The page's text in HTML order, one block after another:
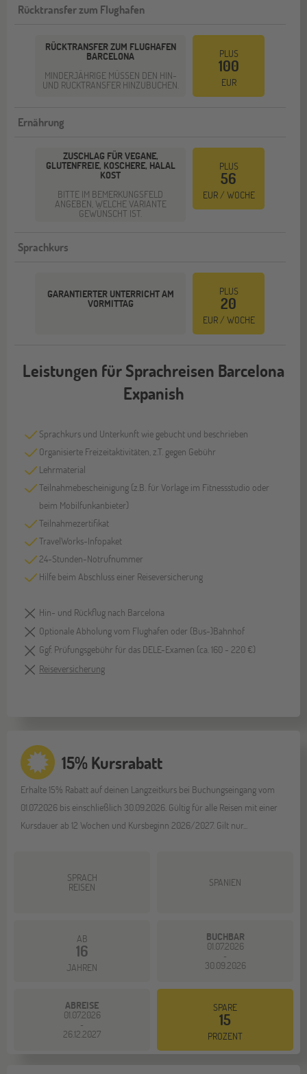
Rücktransfer zum Flughafen
RÜCKTRANSFER ZUM FLUGHAFEN
BARCELONA
MINDERJÄHRIGE MÜSSEN DEN HIN-
UND RÜCKTRANSFER HINZUBUCHEN.
PLUS
100
EUR
Ernährung
ZUSCHLAG FÜR VEGANE,
GLUTENFREIE, KOSCHERE, HALAL
KOST
BITTE IM BEMERKUNGSFELD
ANGEBEN, WELCHE VARIANTE
GEWÜNSCHT IST.
PLUS
56
EUR / WOCHE
Sprachkurs
GARANTIERTER UNTERRICHT AM
VORMITTAG
PLUS
20
EUR / WOCHE
Leistungen für Sprachreisen Barcelona
Expanish
Sprachkurs und Unterkunft wie gebucht und beschrieben
Organisierte Freizeitaktivitäten, z.T. gegen Gebühr
Lehrmaterial
Teilnahmebescheinigung (z.B. für Vorlage im Fitnessstudio oder
beim Mobilfunkanbieter)
Teilnahmezertifikat
TravelWorks-Infopaket
24-Stunden-Notrufnummer
Hilfe beim Abschluss einer Reiseversicherung
Hin- und Rückflug nach Barcelona
Optionale Abholung vom Flughafen oder (Bus-)Bahnhof
Ggf. Prüfungsgebühr für das DELE-Examen (ca. 160 - 220 €)
Reiseversicherung
15% Kursrabatt
Erhalte 15% Rabatt auf deinen Langzeitkurs bei Buchungseingang vom
01.07.2026 bis einschließlich 30.09.2026. Gültig für alle Reisen mit einer
Kursdauer ab 12 Wochen und Kursbeginn 2026/2027. Gilt nur...
SPRACH
REISEN SPANIEN
AB
16
JAHREN
BUCHBAR
01.07.2026
-
30.09.2026
ABREISE
01.07.2026
-
26.12.2027
SPARE
15
PROZENT